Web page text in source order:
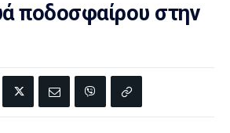
ποδοσφαίρου στην